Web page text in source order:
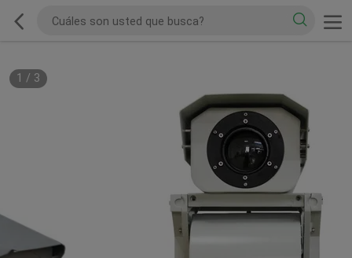
1 / 3